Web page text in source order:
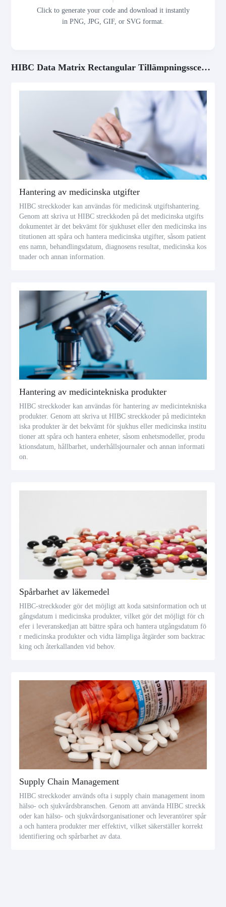
Click to generate your code and download it instantly
in PNG, JPG, GIF, or SVG format.
HIBC Data Matrix Rectangular Tillämpningsscenarier
Hantering av medicinska utgifter
HIBC streckkoder kan användas för medicinsk utgiftshantering.
Genom att skriva ut HIBC streckkoden på det medicinska utgifts
dokumentet är det bekvämt för sjukhuset eller den medicinska ins
titutionen att spåra och hantera medicinska utgifter, såsom patient
ens namn, behandlingsdatum, diagnosens resultat, medicinska kos
tnader och annan information.
Hantering av medicintekniska produkter
HIBC streckkoder kan användas för hantering av medicintekniska
produkter. Genom att skriva ut HIBC streckkoder på medicintekn
iska produkter är det bekvämt för sjukhus eller medicinska institu
tioner att spåra och hantera enheter, såsom enhetsmodeller, produ
ktionsdatum, hållbarhet, underhållsjournaler och annan informati
on.
Spårbarhet av läkemedel
HIBC-streckkoder gör det möjligt att koda satsinformation och ut
gångsdatum i medicinska produkter, vilket gör det möjligt för ch
efer i leveranskedjan att bättre spåra och hantera utgångsdatum fö
r medicinska produkter och vidta lämpliga åtgärder som backtrac
king och återkallanden vid behov.
Supply Chain Management
HIBC streckkoder används ofta i supply chain management inom
hälso- och sjukvårdsbranschen. Genom att använda HIBC streckk
oder kan hälso- och sjukvårdsorganisationer och leverantörer spår
a och hantera produkter mer effektivt, vilket säkerställer korrekt
identifiering och spårbarhet av data.